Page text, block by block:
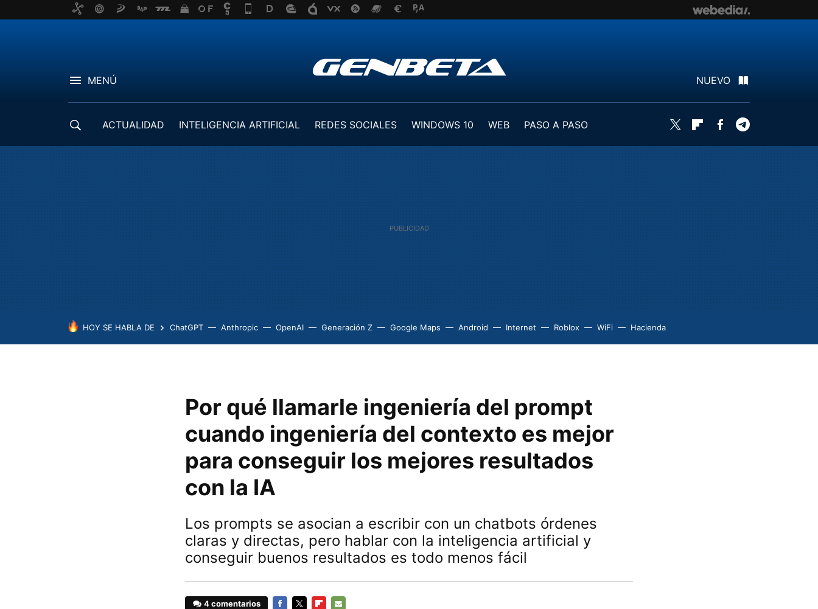
MENÚ NUEVO
ACTUALIDAD INTELIGENCIA ARTIFICIAL REDES SOCIALES WINDOWS 10 WEB
PASO A PASO
Twitter FlipboardFacebook
HOY SE HABLA DE ChatGPT Anthropic OpenAI Generación Z Google Maps Android Internet Roblox WiFi Hacienda
Por qué llamarle ingeniería del prompt
cuando ingeniería del contexto es mejor
para conseguir los mejores resultados
con la IA
Los prompts se asocian a escribir con un chatbots órdenes
claras y directas, pero hablar con la inteligencia artificial y
conseguir buenos resultados es todo menos fácil
4 comentarios